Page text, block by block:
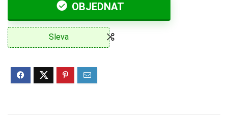
OBJEDNAT
Sleva